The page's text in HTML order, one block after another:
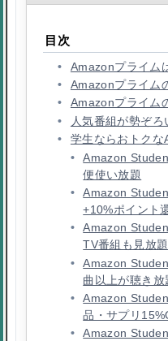
目次
Amazonプライム
Amazonプライム
Amazonプライム
人気番組が勢ぞろ
学生ならおトク
Amazon
便使い放題
Amazon
+10%ポイント
Amazon
TV番組も見放題
Amazon
曲以上が聴き放
Amazon
品・サプリ
Amazon